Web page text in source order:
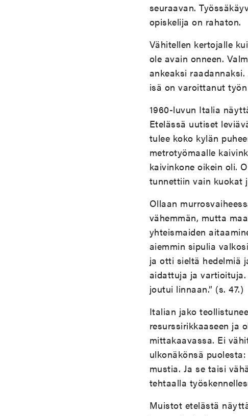
seuraavan.
opiskelija on rahaton.
Vähitellen kertojalle
ole avain onneen.
ankeaksi
isä on varoittanut
1960-luvun Italia
Etelässä uutiset
tulee koko kylän
metrotyömaalle
kaivinkone oikein oli.
tunnettiin vain kuokat
Ollaan
vähemmän, mutta
yhteismaiden
aiemmin sipulia
ja otti sieltä hedelmiä
aidattuja ja
joutui linnaan.” (s. 47.)
Italian jako
resurssirikkaaseen ja
mittakaavassa. Ei
ulkonäkönsä
mustia. Ja se taisi
tehtaalla
Muistot etelästä